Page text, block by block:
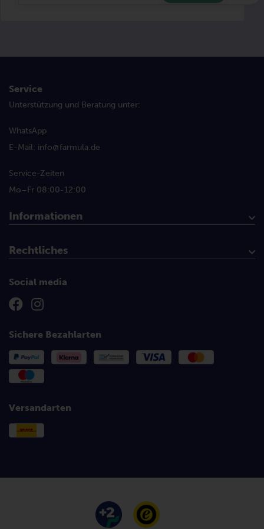
Service
Unterstützung und Beratung unter:
WhatsApp
E-Mail: info@farmula.de
Service-Zeiten
Mo–Fr 08:00-12:00
Informationen
Kundenservice
Mein Konto
Produktbroschüre
+2 Konzept
Häufig gestellte Fragen
Über Farmula
Für Händler
Versandkosten + Bestimmungen
Bedingungen bei Aktionen
Kontaktformular
Rechtliches
AGB
Datenschutzerklärung
Widerrufsbelehrung
Widerrufsformular/Retouren
Barrierefreiheitserklärung
Impressum
Social media
Sichere Bezahlarten
Versandarten